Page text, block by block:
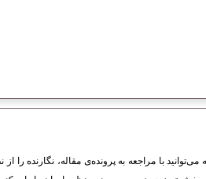
با مراجعه به پرونده‌ی مقاله، نگارنده را از